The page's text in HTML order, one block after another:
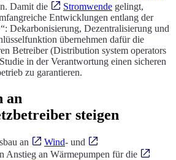
Damit die Stromwende gelingt,
Entwicklungen entlang der
Dekarbonisierung, Dezentralisierung und
übernehmen dafür die
Betreiber (Distribution system operators
in der Verantwortung einen sicheren
zu garantieren.
an
steigen
an Wind- und
Anstieg an Wärmepumpen für die